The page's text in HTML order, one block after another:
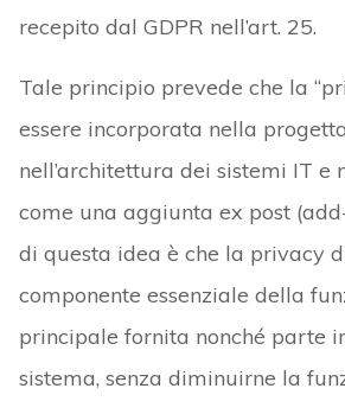
recepito dal GDPR nell’art. 25.
Tale principio prevede che la
essere incorporata nella
nell’architettura dei sistemi IT e
come una aggiunta ex post
di questa idea è che la privacy
componente essenziale della
principale fornita nonché parte
sistema, senza diminuirne la